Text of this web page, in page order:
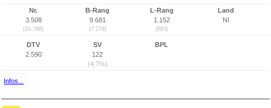
Nr.
3.508
(10.786)
B-Rang
9.681
(7.279)
L-Rang
1.152
(883)
Land
NI
DTV
2.590
SV
122
(4,7%)
BPL
Infos...